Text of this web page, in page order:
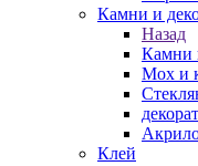
Камни и
Назад
Камни
Мох и
Клей